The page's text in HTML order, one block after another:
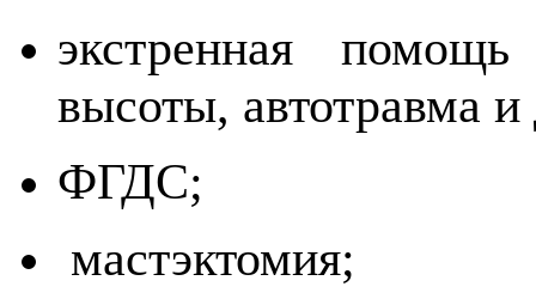
экстренная
высоты, автотравма
ФГДС;
мастэктомия;